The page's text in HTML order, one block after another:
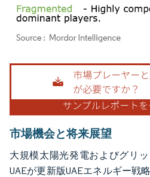
画像 © Mordor Intelligence。再利用には
市場機会と将来展望
大規模太陽光発電およびグリ
UAEが更新版UAEエネルギー戦